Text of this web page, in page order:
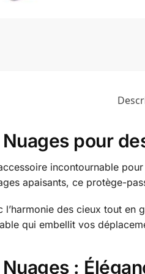
pour
incontournable
apaisants, ce protège-
des cieux tout
qui embellit vos
: